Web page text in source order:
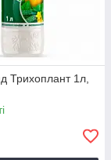
Трихоплант 1л,